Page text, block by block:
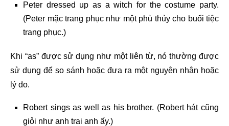
Peter dressed up as a witch for the costume party.
(Peter mặc trang phục như một phù thủy cho buổi tiệc
trang phục.)
Khi “as” được sử dụng như một liên từ, nó thường được
sử dụng để so sánh hoặc đưa ra một nguyên nhân hoặc
lý do.
Robert sings as well as his brother. (Robert hát cũng
giỏi như anh trai anh ấy.)